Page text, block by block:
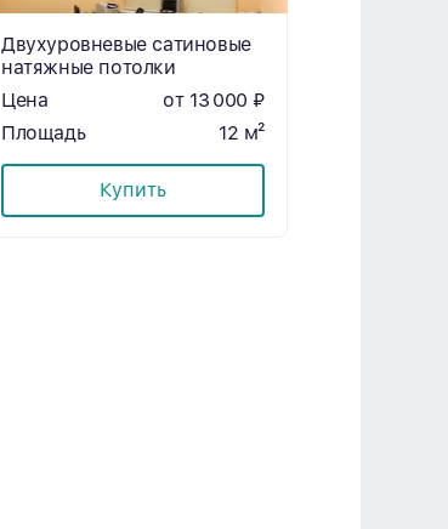
Двухуровневые сатиновые
натяжные потолки
Цена
от 13 000 ₽
Площадь
12 м²
Купить